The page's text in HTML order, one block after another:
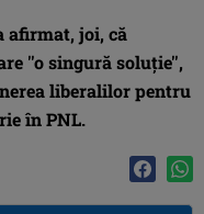
afirmat, joi, că
''o singură soluţie'',
liberalilor pentru
în PNL.